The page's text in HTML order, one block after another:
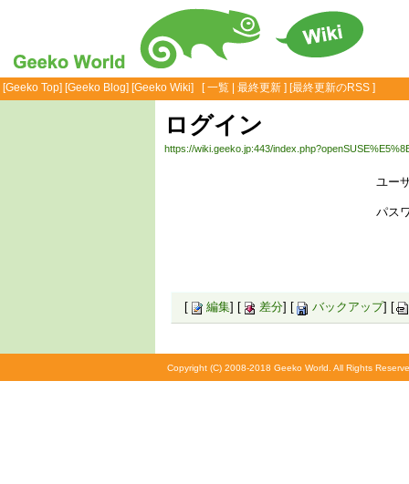
[Geeko Top] [Geeko Blog] [Geeko Wiki] [一覧 最終更新 ] [最終更新のRSS ]
ログイン
https://wiki.geeko.jp:443/
ユー
パス
[ 編集] [ 差分] [ バックアップ] [
Copyright (C) 2008-2018 Geeko World. All Rights